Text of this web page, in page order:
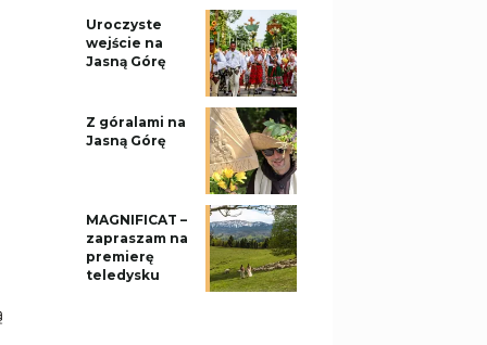
Uroczyste
wejście na
Jasną Górę
Z góralami na
Jasną Górę
MAGNIFICAT –
zapraszam na
premierę
teledysku